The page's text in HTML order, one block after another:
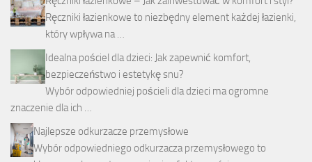
Ręczniki łazienkowe to niezbędny element każdej łazienki,
który wpływa na …
Idealna pościel dla dzieci: Jak zapewnić komfort,
bezpieczeństwo i estetykę snu?
Wybór odpowiedniej pościeli dla dzieci ma ogromne
znaczenie dla ich …
Najlepsze odkurzacze przemysłowe
Wybór odpowiedniego odkurzacza przemysłowego to